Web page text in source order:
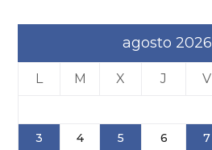
agosto 2026
L M X J V
3
4 5 6 7